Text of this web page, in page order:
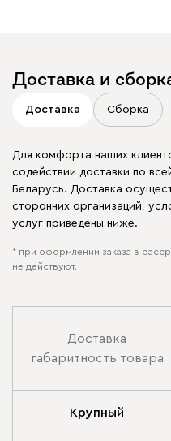
Доставка и
Доставка Сборка
Для комфорта наших
содействии доставки по
Беларусь. Доставка
сторонних организаций,
услуг приведены ниже.
* при оформлении заказа в
не действуют.
Доставка
габаритность товара
Крупный